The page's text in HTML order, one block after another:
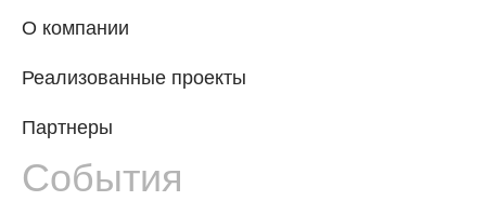
О компании
Реализованные проекты
Партнеры
События